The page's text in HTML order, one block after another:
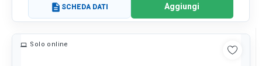
description SCHEDA DATI Aggiungi
Solo online